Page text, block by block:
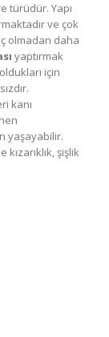
türüdür. Yapı
ve çok
olmadan daha
yaptırmak
için
kanı
yaşayabilir.
kızarıklık, şişlik